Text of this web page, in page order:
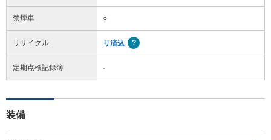
禁煙車 ○
リサイクル リ済込
定期点検記録簿 -
装備